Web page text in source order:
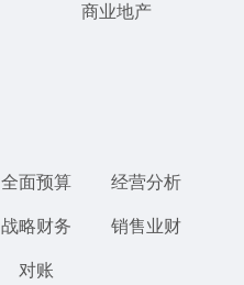
商业地产
全面预算 经营分析
战略财务 销售业财
对账